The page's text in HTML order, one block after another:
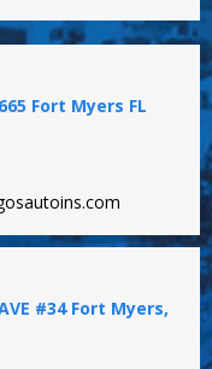
Fort Myers FL
#34 Fort Myers,